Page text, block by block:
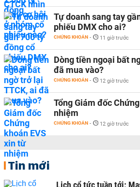
Tự doanh sang tay
phiếu DMX cho ai?
CHỨNG KHOÁN - 11 giờ trước
Dòng tiền ngoại bất
đã mua vào?
CHỨNG KHOÁN - 12 giờ trước
Tổng Giám đốc
nhiệm
CHỨNG KHOÁN - 12 giờ trước
Tin mới
Lịch cổ tức tuần tới: